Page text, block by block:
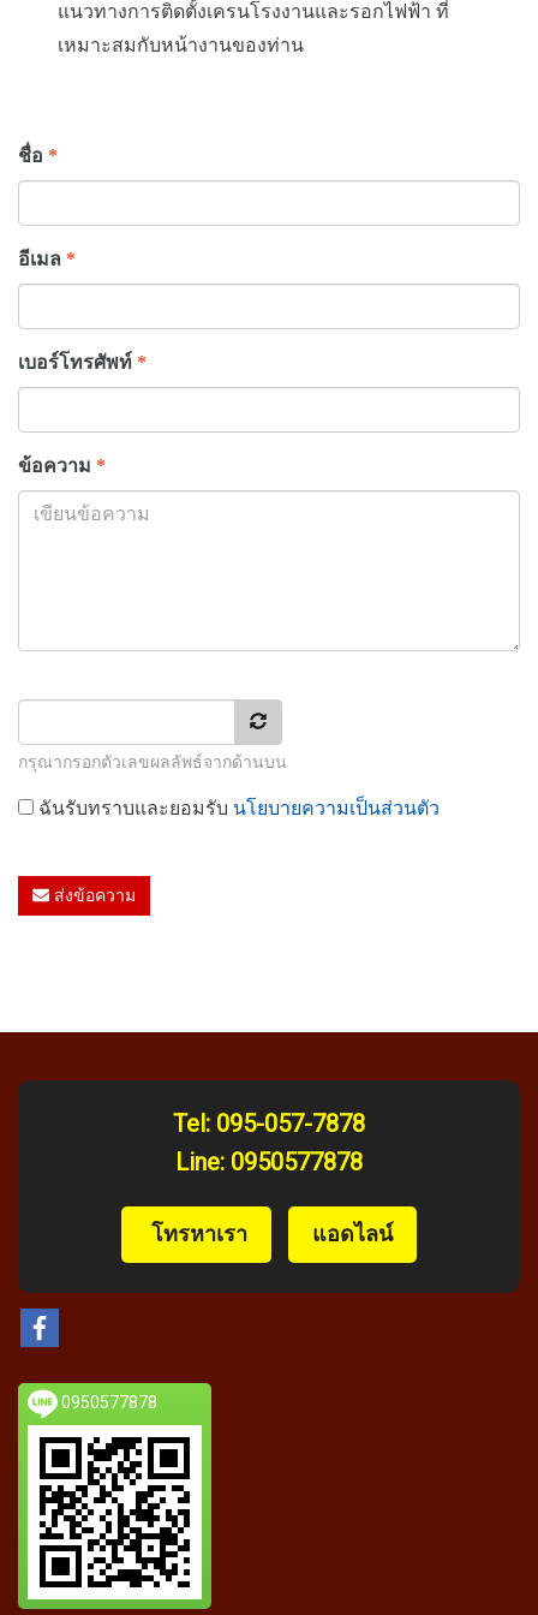
แนวทางการติดตั้งเครนโรงงานและรอกไฟฟ้า ที่
เหมาะสมกับหน้างานของท่าน
ชื่อ *
อีเมล *
เบอร์โทรศัพท์ *
ข้อความ *
กรุณากรอกตัวเลขผลลัพธ์จากด้านบน
ฉันรับทราบและยอมรับ นโยบายความเป็นส่วนตัว
ส่งข้อความ
Tel: 095-057-7878
Line: 0950577878
️ โทรหาเรา แอดไลน์
0950577878